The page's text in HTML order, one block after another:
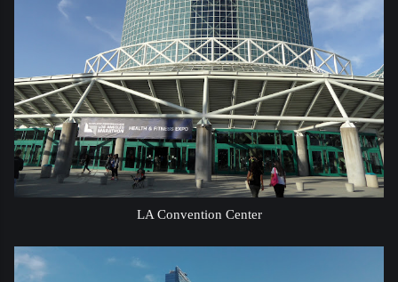
LA Convention Center